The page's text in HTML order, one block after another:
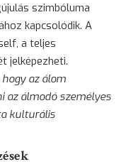
szimbóluma
kapcsolódik. A
a teljes
jelképezheti.
az álom
az álmodó személyes
kulturális